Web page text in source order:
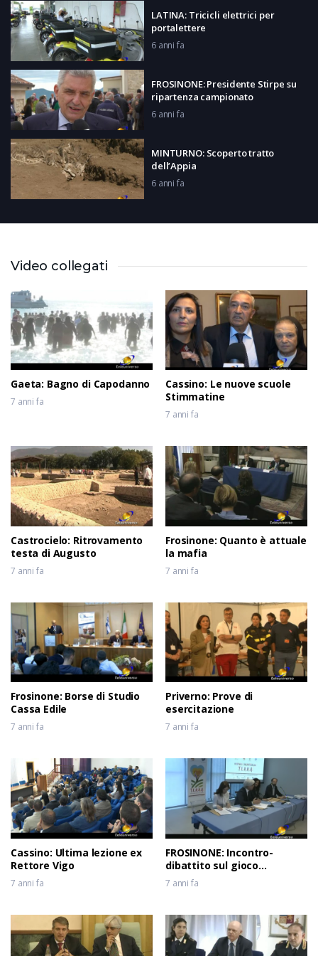
LATINA: Tricicli elettrici per
portalettere
6 anni fa
FROSINONE: Presidente Stirpe su
ripartenza campionato
6 anni fa
MINTURNO: Scoperto tratto
dell’Appia
6 anni fa
CASSINO: E’ nata Birra
Montecassino
6 anni fa
Video collegati
Gaeta: Bagno di Capodanno
7 anni fa
Cassino: Le nuove scuole
Stimmatine
7 anni fa
Castrocielo: Ritrovamento
testa di Augusto
7 anni fa
Frosinone: Quanto è attuale
la mafia
7 anni fa
Frosinone: Borse di Studio
Cassa Edile
7 anni fa
Priverno: Prove di
esercitazione
7 anni fa
Cassino: Ultima lezione ex
Rettore Vigo
7 anni fa
FROSINONE: Incontro-
dibattito sul gioco
d’azzardo
7 anni fa